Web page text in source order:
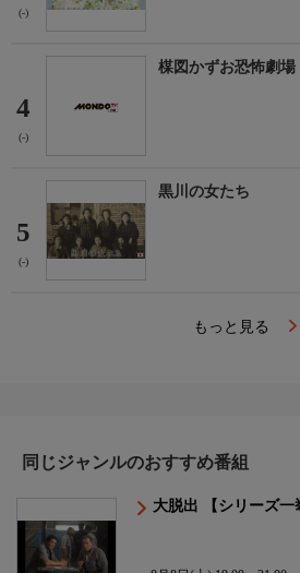
(-)
4
(-)
楳図かずお恐怖劇
5
(-)
黒川の女たち
もっと見る
同じジャンルのおすすめ番組
大脱出 【シリーズ一